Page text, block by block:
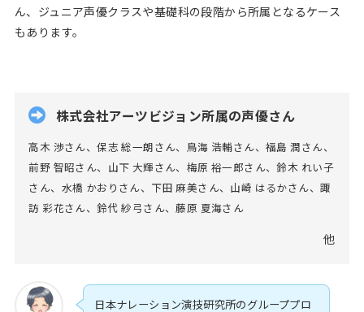
ん、ジュニア声優クラスや基礎科の段階から所属となるケース
もあります。
株式会社アーツビジョン所属の声優さん
高木 渉さん、保志 総一朗さん、鳥海 浩輔さん、福島 潤さん、
前野 智昭さん、山下 大輝さん、梅原 裕一郎さん、鈴木 れい子
さん、水橋 かおりさん、下田 麻美さん、山崎 はるかさん、諏
訪 彩花さん、鈴代 紗弓さん、藤原 夏海さん
他
日本ナレーション演技研究所のグループプロ